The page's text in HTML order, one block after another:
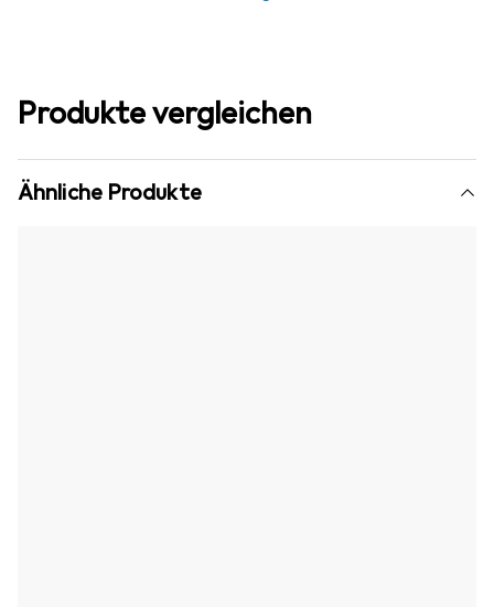
Produkte vergleichen
Ähnliche Produkte